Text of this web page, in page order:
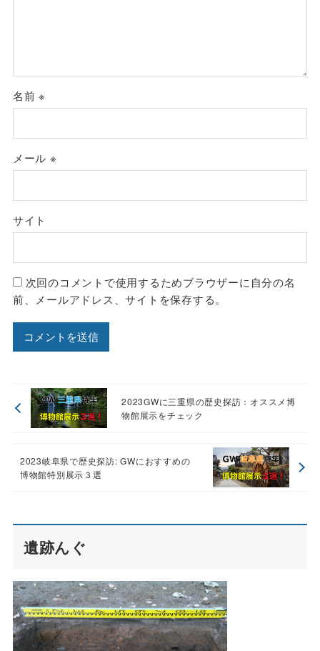
名前※
メール ※
サイト
次回のコメントで使用するためブラウザーに自分の名
前、メールアドレス、サイトを保存する。
2023GWに三重県の歴史探訪：オススメ博
物館展示をチェック
2023岐阜県で歴史探訪: GWにおすすめの
博物館特別展示３選
遺跡んぐ